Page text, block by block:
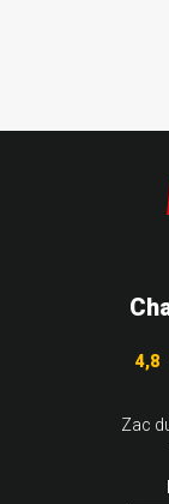
4,8
Zac